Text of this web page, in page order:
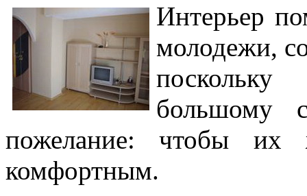
Интерьер
молодежи,
большому
пожелание: чтобы их
комфортным.